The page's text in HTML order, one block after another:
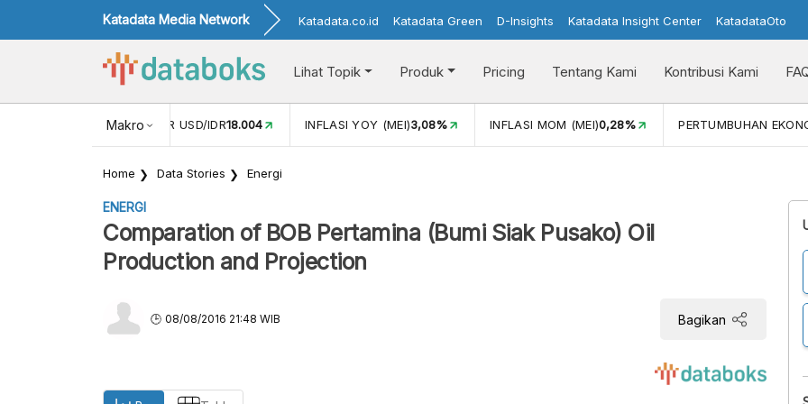
Katadata Media Network Katadata.co.id Katadata Green D-Insights Katadata Insight Center KatadataOto
Lihat Topik Produk Pricing Tentang Kami Kontribusi Kami
Makro
NILAI TUKAR USD/IDR18.004 INFLASI YOY (MEI)3,08% INFLASI MOM (MEI)0,28% PERTUMBUHAN
Home Data Stories Energi
ENERGI
Comparation of BOB Pertamina (Bumi Siak Pusako) Oil
Production and Projection
08/08/2016 21:48 WIB Bagikan